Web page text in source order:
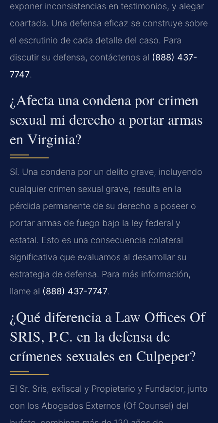
exponer inconsistencias en testimonios, y alegar
coartada. Una defensa eficaz se construye sobre
el escrutinio de cada detalle del caso. Para
discutir su defensa, contáctenos al (888) 437-
7747.
¿Afecta una condena por crimen
sexual mi derecho a portar armas
en Virginia?
Sí. Una condena por un delito grave, incluyendo
cualquier crimen sexual grave, resulta en la
pérdida permanente de su derecho a poseer o
portar armas de fuego bajo la ley federal y
estatal. Esto es una consecuencia colateral
significativa que evaluamos al desarrollar su
estrategia de defensa. Para más información,
llame al (888) 437-7747.
¿Qué diferencia a Law Offices Of
SRIS, P.C. en la defensa de
crímenes sexuales en Culpeper?
El Sr. Sris, exfiscal y Propietario y Fundador, junto
con los Abogados Externos (Of Counsel) del